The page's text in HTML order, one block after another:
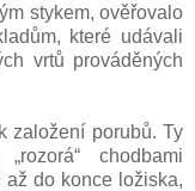
stykem, ověřovalo
které udávali
vrtů prováděných
založení porubů. Ty
chodbami
do konce ložiska,